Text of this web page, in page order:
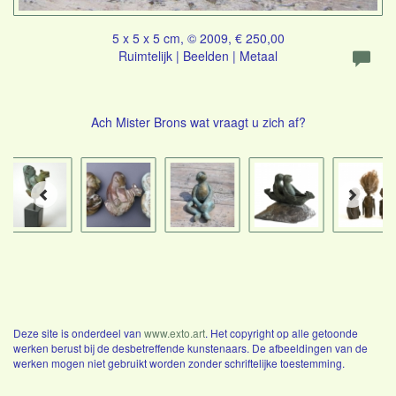
5 x 5 x 5 cm, © 2009, € 250,00
Ruimtelijk | Beelden | Metaal
Ach Mister Brons wat vraagt u zich af?
Deze site is onderdeel van www.exto.art. Het copyright op alle getoonde
werken berust bij de desbetreffende kunstenaars. De afbeeldingen van de
werken mogen niet gebruikt worden zonder schriftelijke toestemming.